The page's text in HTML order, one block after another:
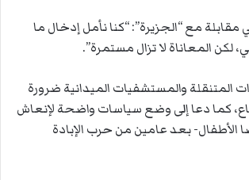
مع “الجزيرة”: “كنا نأمل إدخال ما
لكن المعاناة لا تزال مستمرة”.
المتنقلة والمستشفيات الميدانية ضرورة
كما دعا إلى وضع سياسات واضحة لإنعاش
بعد عامين من حرب الإبادة